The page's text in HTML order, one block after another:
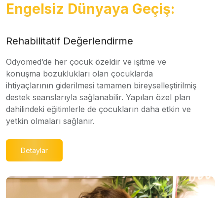
Engelsiz Dünyaya Geçiş:
Rehabilitatif Değerlendirme
Odyomed’de her çocuk özeldir ve işitme ve
konuşma bozuklukları olan çocuklarda
ihtiyaçlarının giderilmesi tamamen bireyselleştirilmiş
destek seanslarıyla sağlanabilir. Yapılan özel plan
dahilindeki eğitimlerle de çocukların daha etkin ve
yetkin olmaları sağlanır.
Detaylar